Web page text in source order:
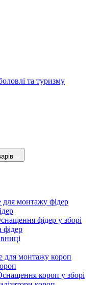
для монтажу фідер
фідер у зборі
для монтажу короп
короп у зборі